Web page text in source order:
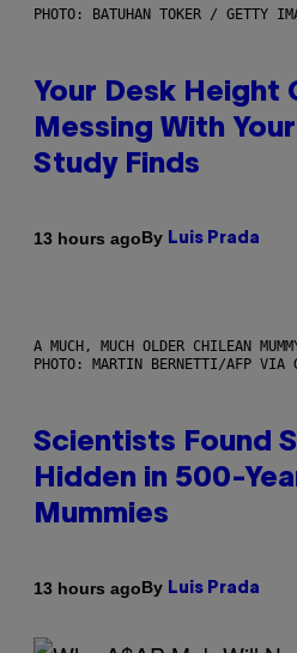
PHOTO: BATUHAN TOKER / GETTY
Your Desk Height
Messing With
Study Finds
13 hours agoBy Luis Prada
A MUCH, MUCH OLDER CHILEAN
PHOTO: MARTIN BERNETTI/AFP VIA
Scientists Found
Hidden in 500-
Mummies
13 hours agoBy Luis Prada